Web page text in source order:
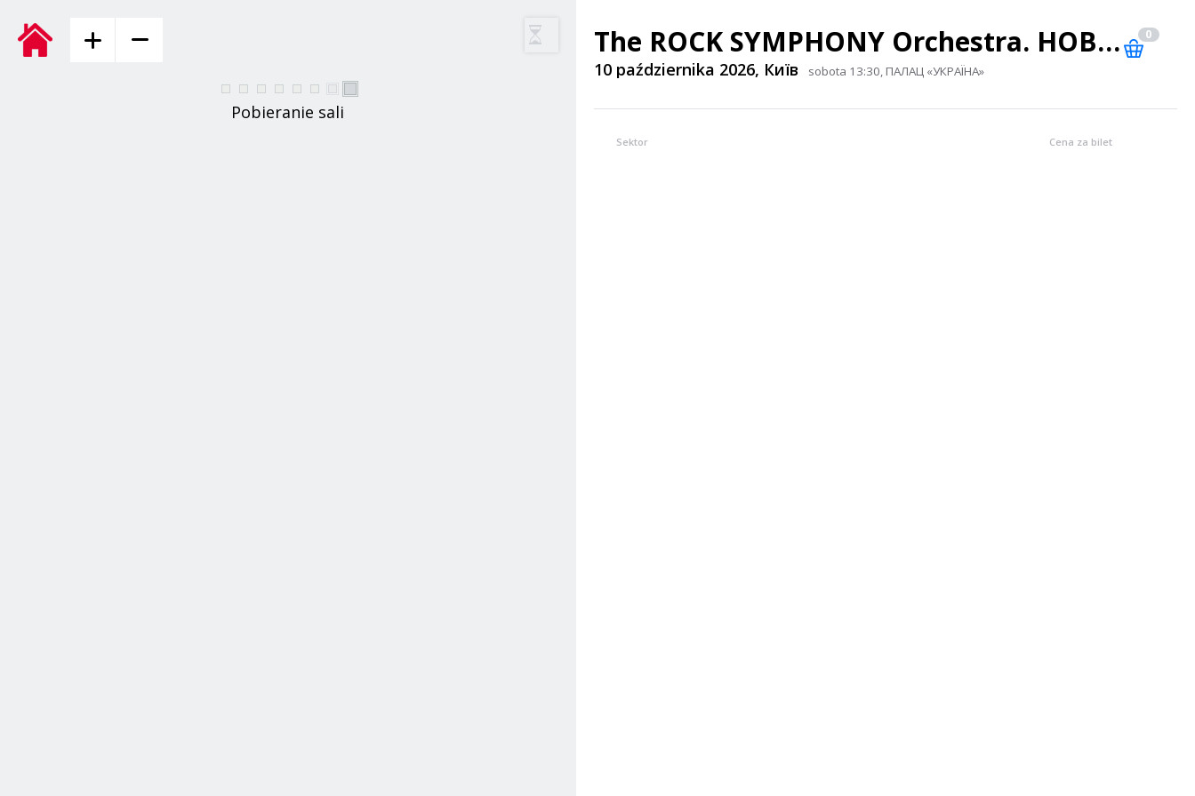
Pobieranie sali
The ROCK SYMPHONY Orchestra. НОВА ПРОГРАМА
10 października 2026, Київ sobota 13:30, ПАЛАЦ «УКРАЇНА»
0
Sektor Cena za bilet